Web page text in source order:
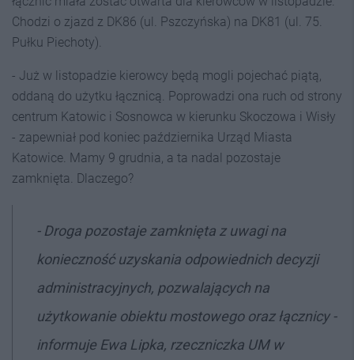
Chodzi o zjazd z DK86 (ul. Pszczyńska) na DK81 (ul. 75.
Pułku Piechoty).
- Już w listopadzie kierowcy będą mogli pojechać piątą,
oddaną do użytku łącznicą. Poprowadzi ona ruch od strony
centrum Katowic i Sosnowca w kierunku Skoczowa i Wisły
- zapewniał pod koniec października Urząd Miasta
Katowice. Mamy 9 grudnia, a ta nadal pozostaje
zamknięta. Dlaczego?
- Droga pozostaje zamknięta z uwagi na
konieczność uzyskania odpowiednich decyzji
administracyjnych, pozwalających na
użytkowanie obiektu mostowego oraz łącznicy -
informuje Ewa Lipka, rzeczniczka UM w